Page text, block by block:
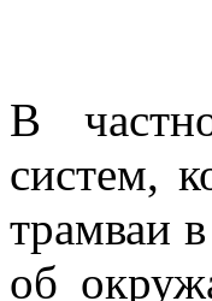
В
систем,
трамваи
об